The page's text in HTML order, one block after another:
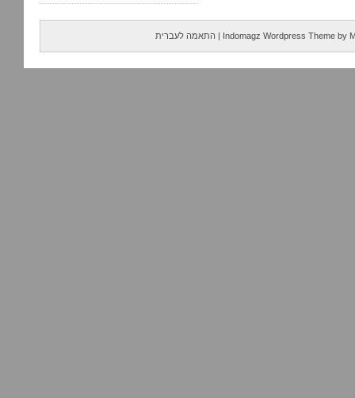
Indomagz Wordpress Theme by
| התאמה לעברית